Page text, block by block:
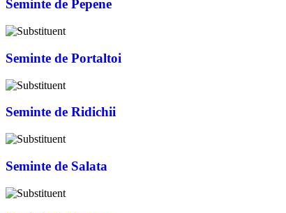
Seminte de Pepene
Seminte de Portaltoi
Seminte de Ridichii
Seminte de Salata